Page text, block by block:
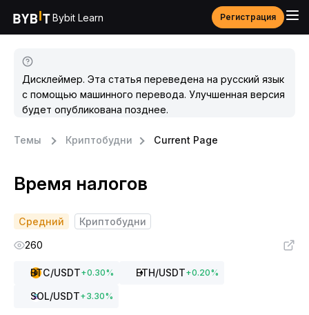
Bybit Learn Регистрация
Дисклеймер. Эта статья переведена на русский язык
с помощью машинного перевода. Улучшенная версия
будет опубликована позднее.
Темы Криптобудни Current Page
Время налогов
Средний
Криптобудни
260
BTC/USDT+0.30% ETH/USDT+0.20%
SOL/USDT+3.30%